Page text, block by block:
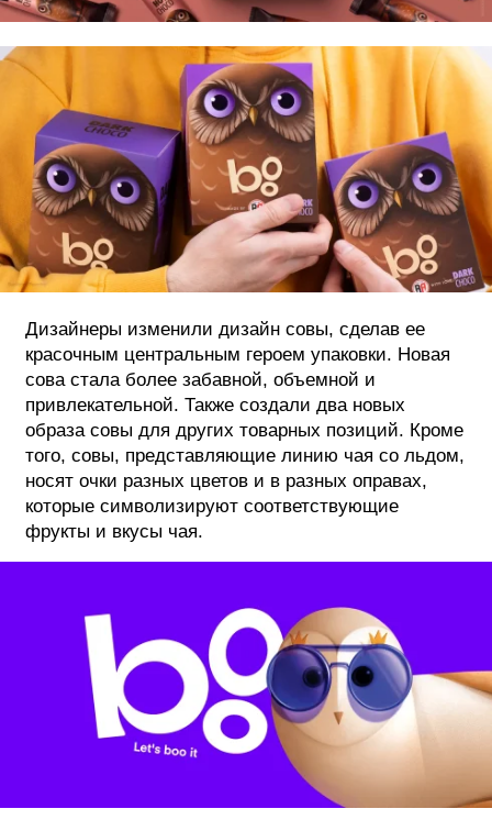
Дизайнеры изменили дизайн совы, сделав ее
красочным центральным героем упаковки. Новая
сова стала более забавной, объемной и
привлекательной. Также создали два новых
образа совы для других товарных позиций. Кроме
того, совы, представляющие линию чая со льдом,
носят очки разных цветов и в разных оправах,
которые символизируют соответствующие
фрукты и вкусы чая.